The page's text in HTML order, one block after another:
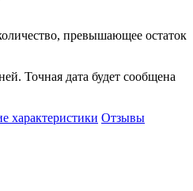
превышающее остаток
Точная дата будет сообщена
характеристики Отзывы